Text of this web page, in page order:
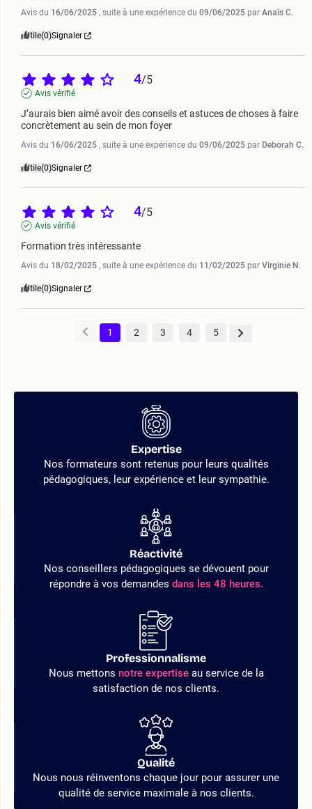
Avis du 16/06/2025 , suite à une expérience du 09/06/2025 par Anaïs C.
Utile(0)Signaler
4/5
Avis vérifié
J’aurais bien aimé avoir des conseils et astuces de choses à faire
concrètement au sein de mon foyer
Avis du 16/06/2025 , suite à une expérience du 09/06/2025 par Deborah C.
Utile(0)Signaler
4/5
Avis vérifié
Formation très intéressante
Avis du 18/02/2025 , suite à une expérience du 11/02/2025 par Virginie N.
Utile(0)Signaler
1 2 3 4 5
Expertise
Nos formateurs sont retenus pour leurs qualités
pédagogiques, leur expérience et leur sympathie.
Réactivité
Nos conseillers pédagogiques se dévouent pour
répondre à vos demandes dans les 48 heures.
Professionnalisme
Nous mettons notre expertiseau service de la
satisfaction de nos clients.
Qualité
Nous nous réinventons chaque jour pour assurer une
qualité de service maximale à nos clients.